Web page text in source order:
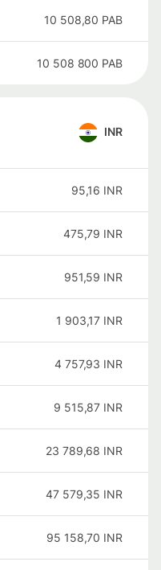
10 508,80 PAB
10 508 800 PAB
INR
95,16 INR
475,79 INR
951,59 INR
1 903,17 INR
4 757,93 INR
9 515,87 INR
23 789,68 INR
47 579,35 INR
95 158,70 INR